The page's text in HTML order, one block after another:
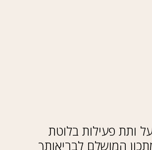
ותת פעילות בלוטת
המושלם לבריאותך